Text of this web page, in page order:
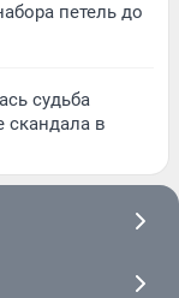
петель до
судьба
скандала в